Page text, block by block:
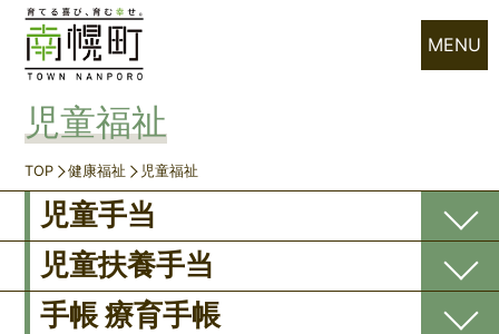
MENU
児童福祉
TOP 健康福祉 児童福祉
児童手当
児童扶養手当
手帳 療育手帳